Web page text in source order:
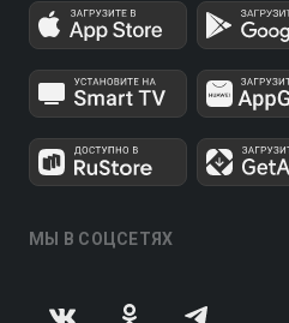
МЫ В СОЦСЕТЯХ